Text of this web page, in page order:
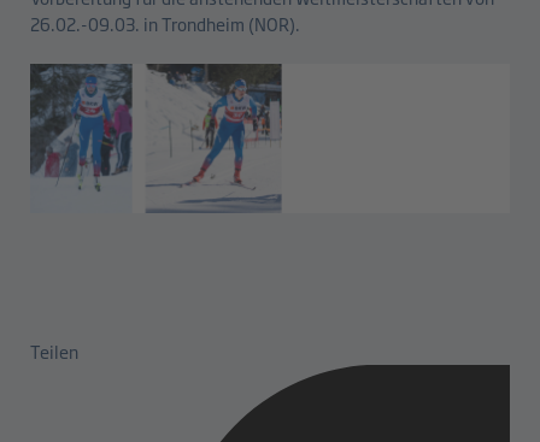
26.02.-09.03. in Trondheim (NOR).
Teilen